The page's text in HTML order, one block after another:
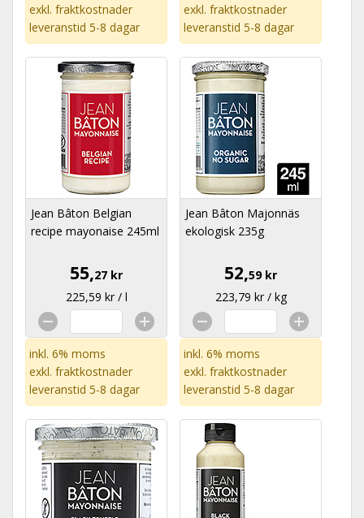
exkl. fraktkostnader
leveranstid 5-8 dagar
exkl. fraktkostnader
leveranstid 5-8 dagar
Jean Bâton Belgian
recipe mayonaise 245ml
55,27 kr
225,59 kr / l
inkl. 6% moms
exkl. fraktkostnader
leveranstid 5-8 dagar
Jean Bâton Majonnäs
ekologisk 235g
52,59 kr
223,79 kr / kg
inkl. 6% moms
exkl. fraktkostnader
leveranstid 5-8 dagar